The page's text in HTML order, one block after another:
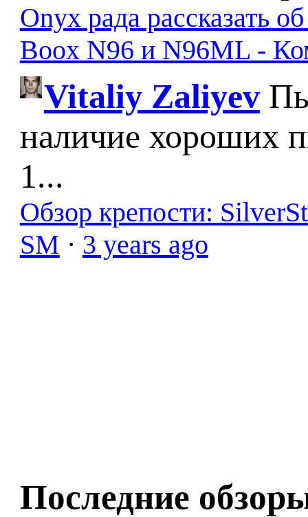
Onyx рада рассказать
Boox N96 и N96ML -
Vitaliy Zaliyev
наличие хороших
1...
Обзор крепости:
SM · 3 years ago
Последние